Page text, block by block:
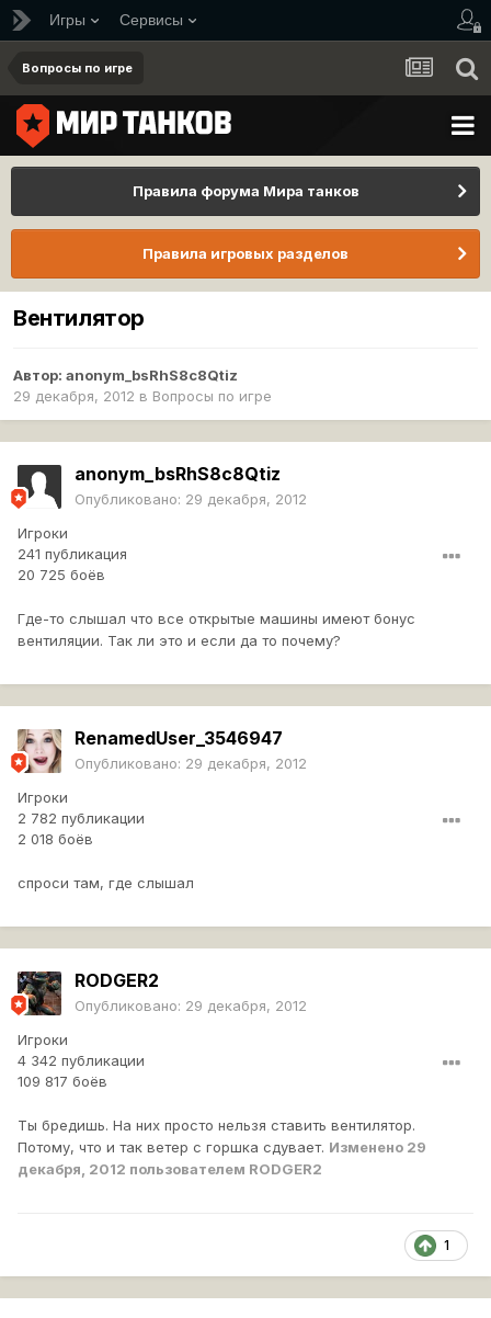
Игры Сервисы
Вопросы по игре
Правила форума Мира танков
Правила игровых разделов
Вентилятор
Автор: anonym_bsRhS8c8Qtiz
29 декабря, 2012 в Вопросы по игре
anonym_bsRhS8c8Qtiz
Опубликовано: 29 декабря, 2012
Игроки
241 публикация
20 725 боёв
Где-то слышал что все открытые машины имеют бонус
вентиляции. Так ли это и если да то почему?
RenamedUser_3546947
Опубликовано: 29 декабря, 2012
Игроки
2 782 публикации
2 018 боёв
спроси там, где слышал
RODGER2
Опубликовано: 29 декабря, 2012
Игроки
4 342 публикации
109 817 боёв
Ты бредишь. На них просто нельзя ставить вентилятор.
Потому, что и так ветер с горшка сдувает. Изменено 29
декабря, 2012 пользователем RODGER2
1